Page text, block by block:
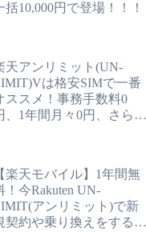
括10,000円で登場！！！
天アンリミット(UN-
は格安SIMで一番
ススメ！事務手数料0
、1年間月々0円、さらに
【楽天モバイル】1年間無
！今Rakuten UN-
アンリミット)で新
契約や乗り換えをすると